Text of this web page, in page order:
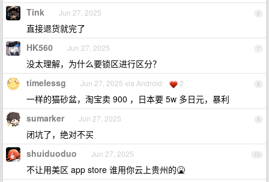
6
Tink Jun 27, 2025
直接退货就完了
7
HK560 Jun 27, 2025
没太理解，为什么要锁区进行区分？
8
timelessg Jun 27, 2025 via Android 2
一样的猫砂盆，淘宝卖 900 ，日本要 5w 多日元，暴利
9
sumarker Jun 27, 2025
闭坑了，绝对不买
10
shuiduoduo Jun 27, 2025
不让用美区 app store 谁用你云上贵州的🤮